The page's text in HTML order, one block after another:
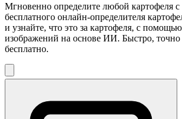
Мгновенно определите любой картофеля
бесплатного онлайн-определителя
и узнайте, что это за картофеля, с
изображений на основе ИИ. Быстро,
бесплатно.